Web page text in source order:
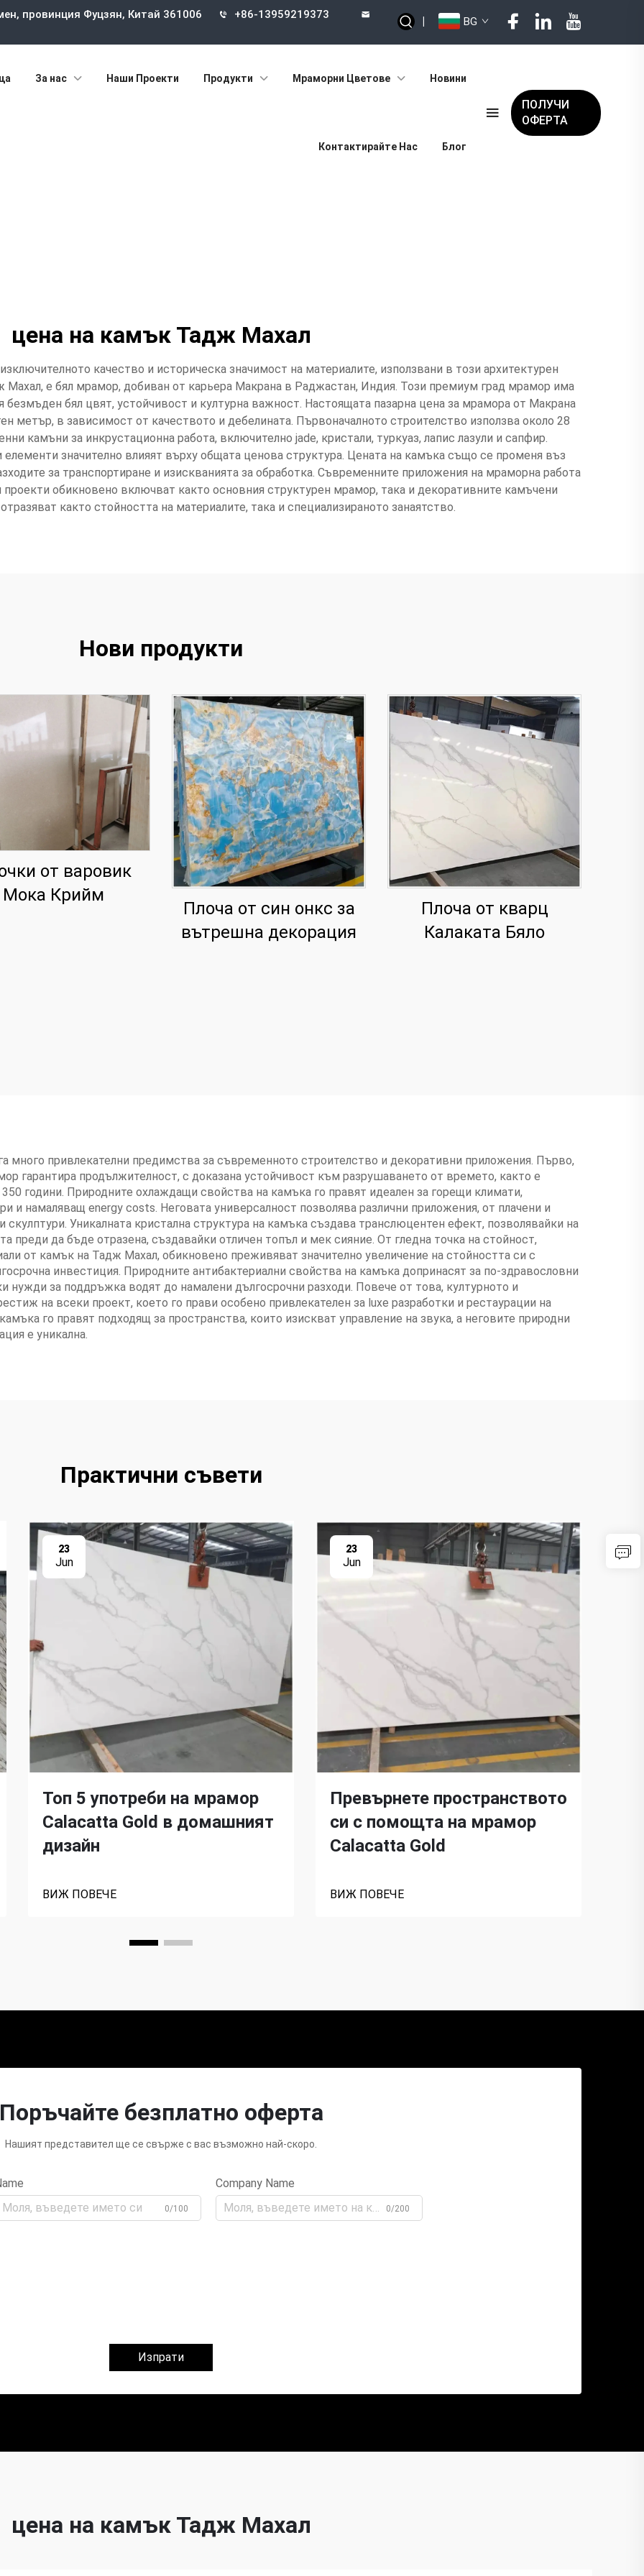
провинция Фуцзян, Китай 361006 +86-13959219373 | BG
За нас Наши Проекти Продукти Мраморни Цветове Новини
Контактирайте Нас Блог
ПОЛУЧИ
ОФЕРТА
цена на камък Тадж Махал
качество и историческа значимост на материалите, използвани в този архитектурен
е бял мрамор, добиван от карьера Макрана в Раджастан, Индия. Този премиум град мрамор има
безмъден бял цвят, устойчивост и културна важност. Настоящата пазарна цена за мрамора от Макрана
метър, в зависимост от качеството и дебелината. Първоначалното строителство използва около 28
камъни за инкрустационна работа, включително jade, кристали, туркуаз, лапис лазули и сапфир.
значително влияят върху общата ценова структура. Цената на камъка също се променя въз
за транспортиране и изискванията за обработка. Съвременните приложения на мраморна работа
обикновено включват както основния структурен мрамор, така и декоративните камъчени
както стойността на материалите, така и специализираното занаятство.
Нови продукти
от варовик
Мока Крийм
Плоча от син онкс за
вътрешна декорация
Плоча от кварц
Калаката Бяло
много привлекателни предимства за съвременното строителство и декоративни приложения. Първо,
гарантира продължителност, с доказана устойчивост към разрушаването от времето, както е
години. Природните охлаждащи свойства на камъка го правят идеален за горещи климати,
намаляващ energy costs. Неговата универсалност позволява различни приложения, от плачени и
Уникалната кристална структура на камъка създава транслюцентен ефект, позволявайки на
преди да бъде отразена, създавайки отличен топъл и мек сияние. От гледна точка на стойност,
от камък на Тадж Махал, обикновено преживяват значително увеличение на стойността си с
инвестиция. Природните антибактериални свойства на камъка допринасят за по-здравословни
нужди за поддръжка водят до намалени дългосрочни разходи. Повече от това, културното и
на всеки проект, което го прави особено привлекателен за luxe разработки и рестаурации на
го правят подходящ за пространства, които изискват управление на звука, а неговите природни
е уникална.
Практични съвети
23
Jun
Топ 5 употреби на мрамор
Calacatta Gold в домашният
дизайн
ВИЖ ПОВЕЧЕ
23
Jun
Превърнете пространството
си с помощта на мрамор
Calacatta Gold
ВИЖ ПОВЕЧЕ
безплатно оферта
Нашият представител ще се свърже с вас възможно най-скоро.
0/100
Company Name
0/200
Изпрати
цена на камък Тадж Махал